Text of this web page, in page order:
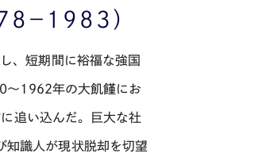
－1983）
、短期間に裕福な強国
～1962年の大飢饉にお
追い込んだ。巨大な社
知識人が現状脱却を切望